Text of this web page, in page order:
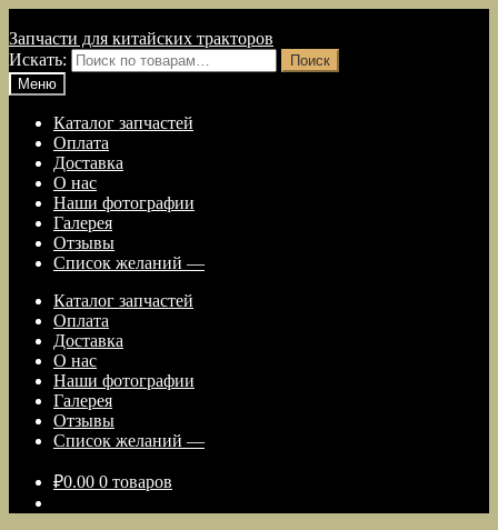
Запчасти для китайских тракторов
Искать:
Поиск
Меню
Каталог запчастей
Оплата
Доставка
О нас
Наши фотографии
Галерея
Отзывы
Список желаний —
Каталог запчастей
Оплата
Доставка
О нас
Наши фотографии
Галерея
Отзывы
Список желаний —
₽0.00 0 товаров